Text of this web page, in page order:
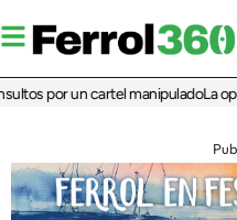
por un cartel manipuladoLa